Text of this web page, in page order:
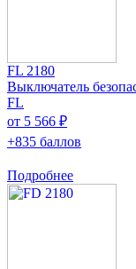
FL 2180
Выключатель
FL
от 5 566 ₽
+835 баллов
Подробнее